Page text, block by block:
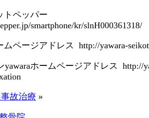
トペッパー
smartphone/kr/slnH000361318/
ムページアドレス http://yawara-
yawaraホームページアドレス http://
故治療 »